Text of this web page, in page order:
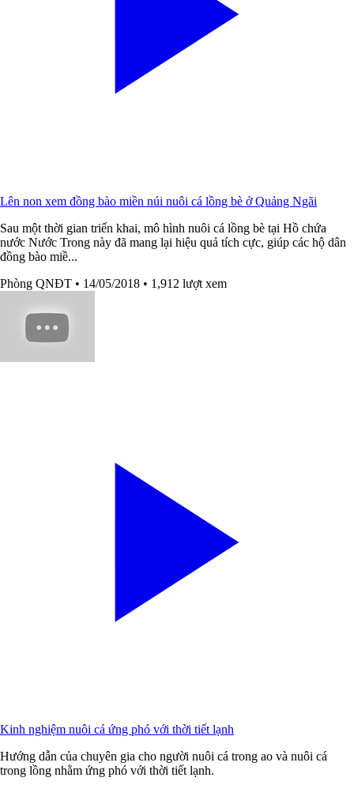
Lên non xem đồng bào miền núi nuôi cá lồng bè ở Quảng Ngãi
Sau một thời gian triển khai, mô hình nuôi cá lồng bè tại Hồ chứa
nước Nước Trong này đã mang lại hiệu quả tích cực, giúp các hộ dân
đồng bào miề...
Phòng QNĐT • 14/05/2018 • 1,912 lượt xem
Kinh nghiệm nuôi cá ứng phó với thời tiết lạnh
Hướng dẫn của chuyên gia cho người nuôi cá trong ao và nuôi cá
trong lồng nhằm ứng phó với thời tiết lạnh.